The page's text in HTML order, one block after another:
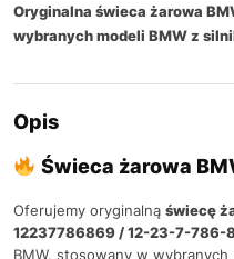
Oryginalna świeca żarowa
wybranych modeli BMW z
Opis
Świeca żarowa
Oferujemy oryginalną świecę
12237786869 / 12-23-7-786-
BMW, stosowany w wybranych